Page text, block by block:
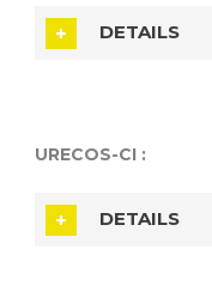
DETAILS
URECOS-CI :
DETAILS